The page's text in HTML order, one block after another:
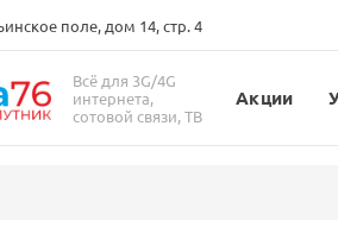
поле, дом 14, стр. 4
Всё для 3G/4G
интернета,
сотовой связи, ТВ
Акции